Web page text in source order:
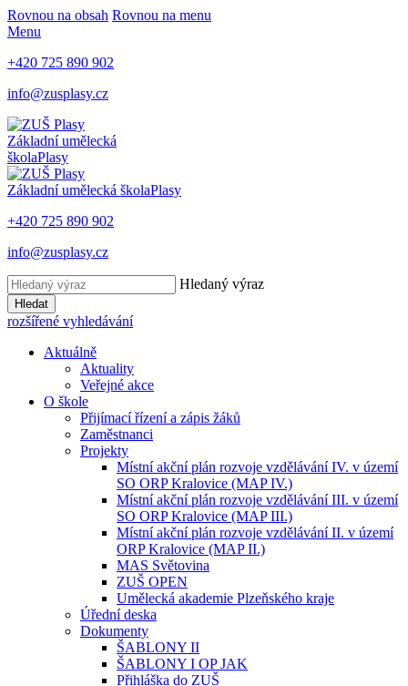
Rovnou na obsah Rovnou na menu
Menu
+420 725 890 902
info@zusplasy.cz
Základní umělecká
školaPlasy
Základní umělecká školaPlasy
+420 725 890 902
info@zusplasy.cz
Hledaný výraz
Hledat
rozšířené vyhledávání
Aktuálně
Aktuality
Veřejné akce
O škole
Přijímací řízení a zápis žáků
Zaměstnanci
Projekty
Místní akční plán rozvoje vzdělávání IV. v území
SO ORP Kralovice (MAP IV.)
Místní akční plán rozvoje vzdělávání III. v území
SO ORP Kralovice (MAP III.)
Místní akční plán rozvoje vzdělávání II. v území
ORP Kralovice (MAP II.)
MAS Světovina
ZUŠ OPEN
Umělecká akademie Plzeňského kraje
Úřední deska
Dokumenty
ŠABLONY II
ŠABLONY I OP JAK
Přihláška do ZUŠ